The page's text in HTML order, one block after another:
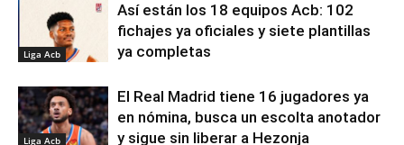
Liga Acb
Así están los 18 equipos Acb: 102
fichajes ya oficiales y siete plantillas
ya completas
Liga Acb
El Real Madrid tiene 16 jugadores ya
en nómina, busca un escolta anotador
y sigue sin liberar a Hezonja